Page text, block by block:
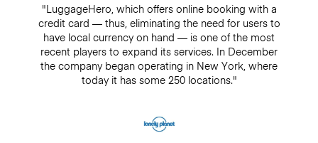
"LuggageHero, which offers online booking with a
credit card — thus, eliminating the need for users to
have local currency on hand — is one of the most
recent players to expand its services. In December
the company began operating in New York, where
today it has some 250 locations."